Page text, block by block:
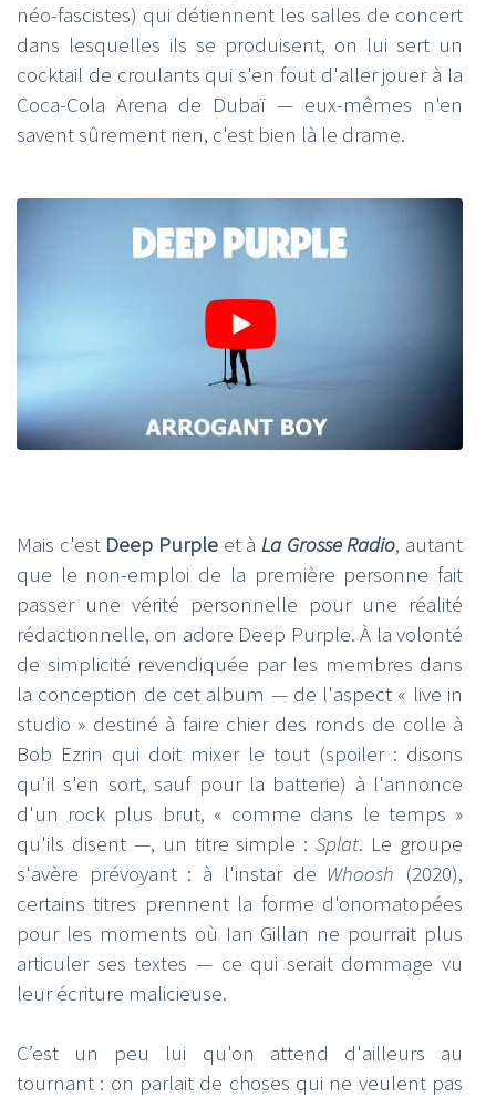
néo-fascistes) qui détiennent les salles de concert
dans lesquelles ils se produisent, on lui sert un
cocktail de croulants qui s'en fout d'aller jouer à la
Coca-Cola Arena de Dubaï — eux-mêmes n'en
savent sûrement rien, c'est bien là le drame.
Mais c'est Deep Purple et à La Grosse Radio, autant
que le non-emploi de la première personne fait
passer une vérité personnelle pour une réalité
rédactionnelle, on adore Deep Purple. À la volonté
de simplicité revendiquée par les membres dans
la conception de cet album — de l'aspect « live in
studio » destiné à faire chier des ronds de colle à
Bob Ezrin qui doit mixer le tout (spoiler : disons
qu'il s'en sort, sauf pour la batterie) à l'annonce
d'un rock plus brut, « comme dans le temps »
qu'ils disent —, un titre simple :Splat. Le groupe
s'avère prévoyant : à l'instar de Whoosh (2020),
certains titres prennent la forme d'onomatopées
pour les moments où Ian Gillan ne pourrait plus
articuler ses textes — ce qui serait dommage vu
leur écriture malicieuse.
C’est un peu lui qu'on attend d'ailleurs au
tournant : on parlait de choses qui ne veulent pas